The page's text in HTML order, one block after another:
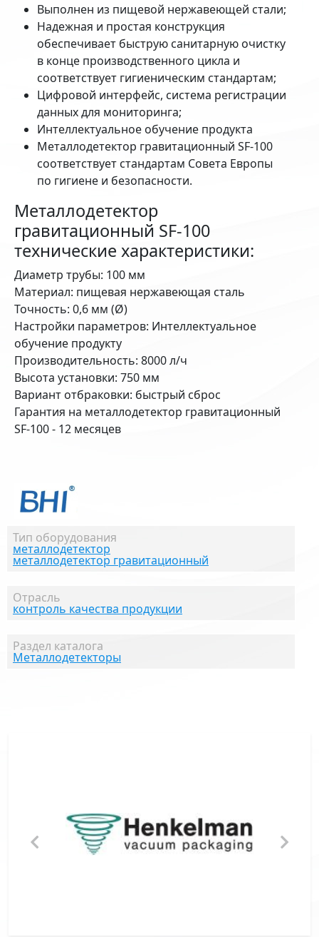
Тип оборудования
металлодетектор
металлодетектор гравитационный
Отрасль
контроль качества продукции
Раздел каталога
Металлодетекторы
Выполнен из пищевой нержавеющей стали;
Надежная и простая конструкция
обеспечивает быструю санитарную очистку
в конце производственного цикла и
соответствует гигиеническим стандартам;
Цифровой интерфейс, система регистрации
данных для мониторинга;
Интеллектуальное обучение продукта
Металлодетектор гравитационный SF-100
соответствует стандартам Совета Европы
по гигиене и безопасности.
Металлодетектор
гравитационный SF-100
технические характеристики:
Диаметр трубы: 100 мм
Материал: пищевая нержавеющая сталь
Точность: 0,6 мм (Ø)
Настройки параметров: Интеллектуальное
обучение продукту
Производительность: 8000 л/ч
Высота установки: 750 мм
Вариант отбраковки: быстрый сброс
Гарантия на металлодетектор гравитационный
SF-100 - 12 месяцев